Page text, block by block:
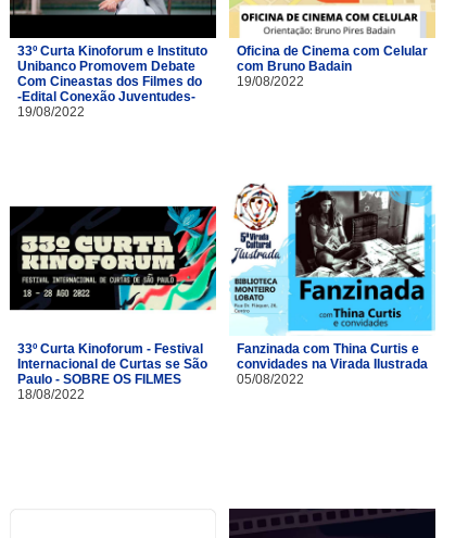
33º Curta Kinoforum e Instituto
Unibanco Promovem Debate
Com Cineastas dos Filmes do
-Edital Conexão Juventudes-
19/08/2022
Oficina de Cinema com Celular
com Bruno Badain
19/08/2022
33º Curta Kinoforum - Festival
Internacional de Curtas se São
Paulo - SOBRE OS FILMES
18/08/2022
Fanzinada com Thina Curtis e
convidades na Virada Ilustrada
05/08/2022